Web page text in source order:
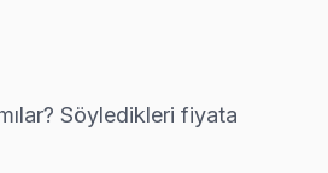
Söyledikleri fiyata